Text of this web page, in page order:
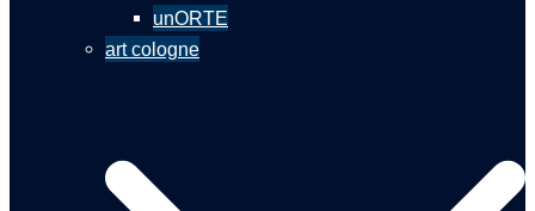
unORTE
art cologne